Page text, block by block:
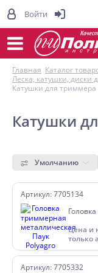
Главная Каталог
Леска, катушки, диски
Катушки для триммера
Катушки
Умолчанию
Артикул: 7705134
Цена и
только
Артикул: 7705332
Войти